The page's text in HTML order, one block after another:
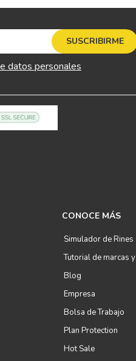
SUSCRIBIRME
datos personales
CONOCE MÁS
Simulador de Rines
Tutorial de marcas
Blog
Empresa
Bolsa de Trabajo
Plan Protection
Hot Sale